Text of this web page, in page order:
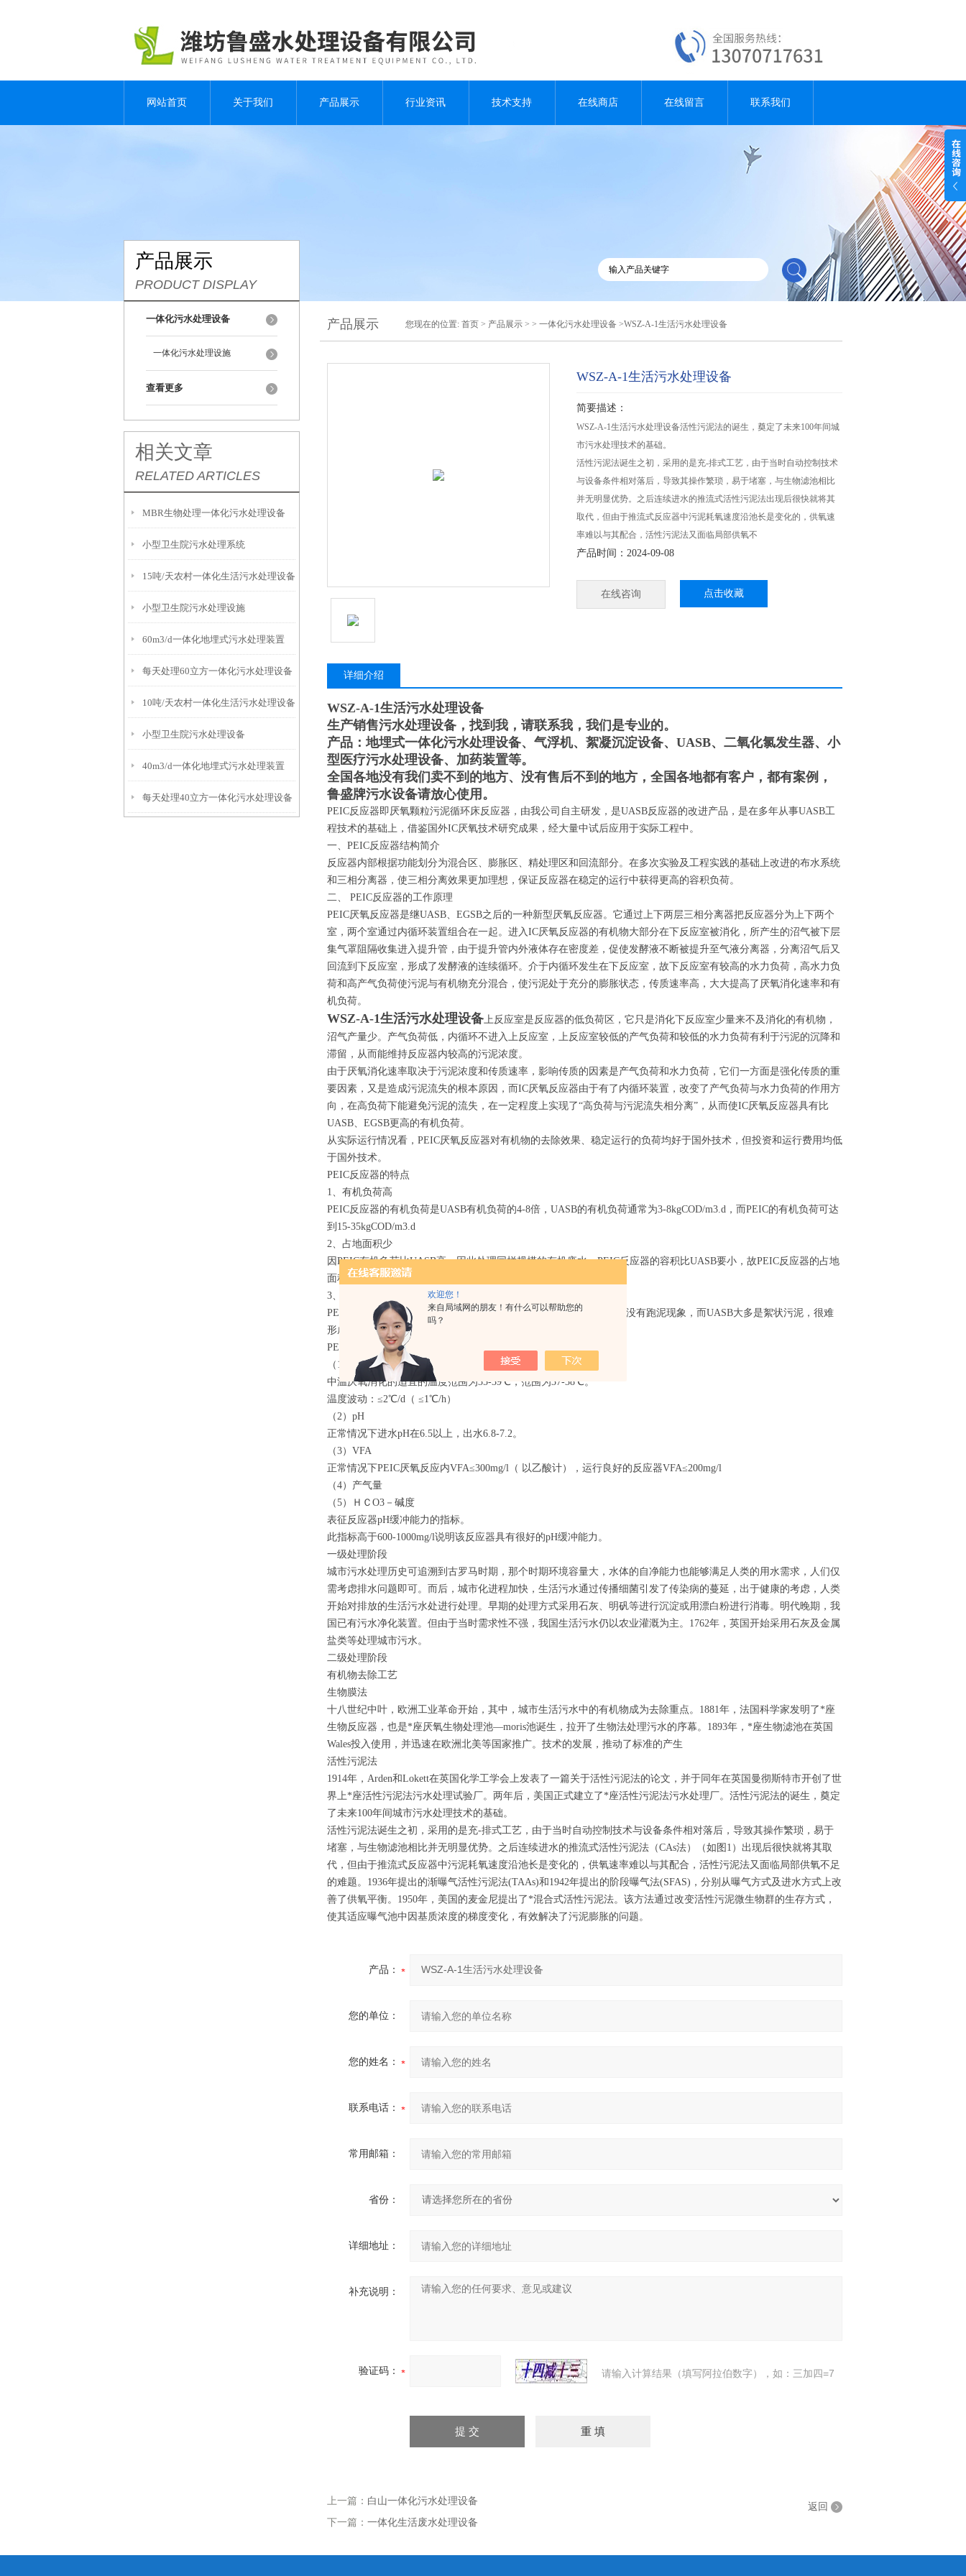
欢迎您！
来自局域网的朋友！有什么可以帮助您的
吗？
网站首页 关于我们 产品展示 行业资讯 技术支持 在线商店 在线留言 联系我们
产品展示
PRODUCT DISPLAY
一体化污水处理设备
一体化污水处理设施
查看更多
相关文章
RELATED ARTICLES
MBR生物处理一体化污水处理设备
小型卫生院污水处理系统
15吨/天农村一体化生活污水处理设备
小型卫生院污水处理设施
60m3/d一体化地埋式污水处理装置
每天处理60立方一体化污水处理设备
10吨/天农村一体化生活污水处理设备
小型卫生院污水处理设备
40m3/d一体化地埋式污水处理装置
每天处理40立方一体化污水处理设备
产品展示 您现在的位置: 首页 > 产品展示 > > 一体化污水处理设备 >WSZ-A-1生活污水处理设备
WSZ-A-1生活污水处理设备
简要描述：
WSZ-A-1生活污水处理设备活性污泥法的诞生，奠定了未来100年间城
市污水处理技术的基础。
活性污泥法诞生之初，采用的是充-排式工艺，由于当时自动控制技术
与设备条件相对落后，导致其操作繁琐，易于堵塞，与生物滤池相比
并无明显优势。之后连续进水的推流式活性污泥法出现后很快就将其
取代，但由于推流式反应器中污泥耗氧速度沿池长是变化的，供氧速
率难以与其配合，活性污泥法又面临局部供氧不
产品时间：2024-09-08
在线咨询 点击收藏
详细介绍
WSZ-A-1生活污水处理设备
生产销售污水处理设备，找到我，请联系我，我们是专业的。
产品：地埋式一体化污水处理设备、气浮机、絮凝沉淀设备、UASB、二氧化氯发生器、小
型医疗污水处理设备、加药装置等。
全国各地没有我们卖不到的地方、没有售后不到的地方，全国各地都有客户，都有案例，
鲁盛牌污水设备请放心使用。
PEIC反应器即厌氧颗粒污泥循环床反应器，由我公司自主研发，是UASB反应器的改进产品，是在多年从事UASB工
程技术的基础上，借鉴国外IC厌氧技术研究成果，经大量中试后应用于实际工程中。
一、PEIC反应器结构简介
反应器内部根据功能划分为混合区、膨胀区、精处理区和回流部分。在多次实验及工程实践的基础上改进的布水系统
和三相分离器，使三相分离效果更加理想，保证反应器在稳定的运行中获得更高的容积负荷。
二、 PEIC反应器的工作原理
PEIC厌氧反应器是继UASB、EGSB之后的一种新型厌氧反应器。它通过上下两层三相分离器把反应器分为上下两个
室，两个室通过内循环装置组合在一起。进入IC厌氧反应器的有机物大部分在下反应室被消化，所产生的沼气被下层
集气罩阻隔收集进入提升管，由于提升管内外液体存在密度差，促使发酵液不断被提升至气液分离器，分离沼气后又
回流到下反应室，形成了发酵液的连续循环。介于内循环发生在下反应室，故下反应室有较高的水力负荷，高水力负
荷和高产气负荷使污泥与有机物充分混合，使污泥处于充分的膨胀状态，传质速率高，大大提高了厌氧消化速率和有
机负荷。
WSZ-A-1生活污水处理设备上反应室是反应器的低负荷区，它只是消化下反应室少量来不及消化的有机物，
沼气产量少。产气负荷低，内循环不进入上反应室，上反应室较低的产气负荷和较低的水力负荷有利于污泥的沉降和
滞留，从而能维持反应器内较高的污泥浓度。
由于厌氧消化速率取决于污泥浓度和传质速率，影响传质的因素是产气负荷和水力负荷，它们一方面是强化传质的重
要因素，又是造成污泥流失的根本原因，而IC厌氧反应器由于有了内循环装置，改变了产气负荷与水力负荷的作用方
向，在高负荷下能避免污泥的流失，在一定程度上实现了“高负荷与污泥流失相分离”，从而使IC厌氧反应器具有比
UASB、EGSB更高的有机负荷。
从实际运行情况看，PEIC厌氧反应器对有机物的去除效果、稳定运行的负荷均好于国外技术，但投资和运行费用均低
于国外技术。
PEIC反应器的特点
1、有机负荷高
PEIC反应器的有机负荷是UASB有机负荷的4-8倍，UASB的有机负荷通常为3-8kgCOD/m3.d，而PEIC的有机负荷可达
到15-35kgCOD/m3.d
2、占地面积少
因PEIC有机负荷比UASB高，因此处理同样规模的有机废水，PEIC反应器的容积比UASB要小，故PEIC反应器的占地
面积少。
3、运行稳定
PEIC反应器污泥采用的是我公司培养的沉降性*的颗粒污泥，运行时没有跑泥现象，而UASB大多是絮状污泥，很难
形成颗粒污泥，非常容易跑泥，因而PEIC运行稳定、操作方便。
PEIC运行的控制
（1）温度
中温厌氧消化的适宜的温度范围为35-39℃，范围为37-38℃。
温度波动：≤2℃/d（ ≤1℃/h）
（2）pH
正常情况下进水pH在6.5以上，出水6.8-7.2。
（3）VFA
正常情况下PEIC厌氧反应内VFA≤300mg/l（ 以乙酸计），运行良好的反应器VFA≤200mg/l
（4）产气量
（5）ＨＣO3－碱度
表征反应器pH缓冲能力的指标。
此指标高于600-1000mg/l说明该反应器具有很好的pH缓冲能力。
一级处理阶段
城市污水处理历史可追溯到古罗马时期，那个时期环境容量大，水体的自净能力也能够满足人类的用水需求，人们仅
需考虑排水问题即可。而后，城市化进程加快，生活污水通过传播细菌引发了传染病的蔓延，出于健康的考虑，人类
开始对排放的生活污水处进行处理。早期的处理方式采用石灰、明矾等进行沉淀或用漂白粉进行消毒。明代晚期，我
国已有污水净化装置。但由于当时需求性不强，我国生活污水仍以农业灌溉为主。1762年，英国开始采用石灰及金属
盐类等处理城市污水。
二级处理阶段
有机物去除工艺
生物膜法
十八世纪中叶，欧洲工业革命开始，其中，城市生活污水中的有机物成为去除重点。1881年，法国科学家发明了*座
生物反应器，也是*座厌氧生物处理池—moris池诞生，拉开了生物法处理污水的序幕。1893年，*座生物滤池在英国
Wales投入使用，并迅速在欧洲北美等国家推广。技术的发展，推动了标准的产生
活性污泥法
1914年，Arden和Lokett在英国化学工学会上发表了一篇关于活性污泥法的论文，并于同年在英国曼彻斯特市开创了世
界上*座活性污泥法污水处理试验厂。两年后，美国正式建立了*座活性污泥法污水处理厂。活性污泥法的诞生，奠定
了未来100年间城市污水处理技术的基础。
活性污泥法诞生之初，采用的是充-排式工艺，由于当时自动控制技术与设备条件相对落后，导致其操作繁琐，易于
堵塞，与生物滤池相比并无明显优势。之后连续进水的推流式活性污泥法（CAs法）（如图1）出现后很快就将其取
代，但由于推流式反应器中污泥耗氧速度沿池长是变化的，供氧速率难以与其配合，活性污泥法又面临局部供氧不足
的难题。1936年提出的渐曝气活性污泥法(TAAs)和1942年提出的阶段曝气法(SFAS)，分别从曝气方式及进水方式上改
善了供氧平衡。1950年，美国的麦金尼提出了*混合式活性污泥法。该方法通过改变活性污泥微生物群的生存方式，
使其适应曝气池中因基质浓度的梯度变化，有效解决了污泥膨胀的问题。
产品：
您的单位：
您的姓名：
联系电话：
常用邮箱：
省份：
详细地址：
补充说明：
验证码： 请输入计算结果（填写阿拉伯数字），如：三加四=7
上一篇： 白山一体化污水处理设备
下一篇： 一体化生活废水处理设备
返回